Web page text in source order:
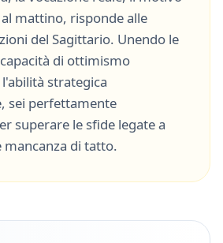
mattino, risponde alle
del Sagittario. Unendo le
di ottimismo
strategica
sei perfettamente
superare le sfide legate a
mancanza di tatto.